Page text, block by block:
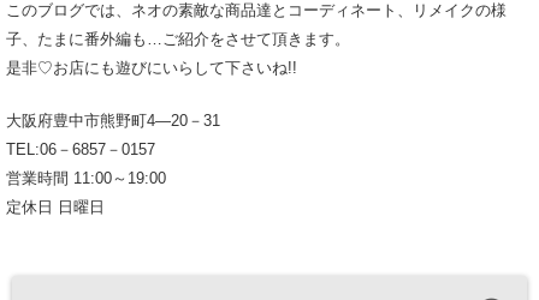
このブログでは、ネオの素敵な商品達とコーディネート、リメイクの様
子、たまに番外編も…ご紹介をさせて頂きます。
是非♡お店にも遊びにいらして下さいね!!
大阪府豊中市熊野町4―20－31
TEL:06－6857－0157
営業時間 11:00～19:00
定休日 日曜日